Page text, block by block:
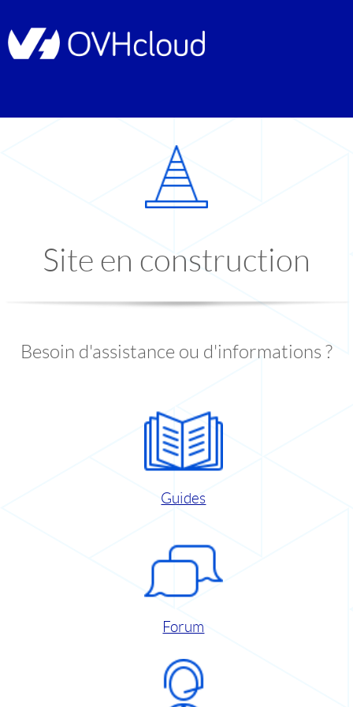
Site en construction
Besoin d'assistance ou d'informations ?
Guides
Forum